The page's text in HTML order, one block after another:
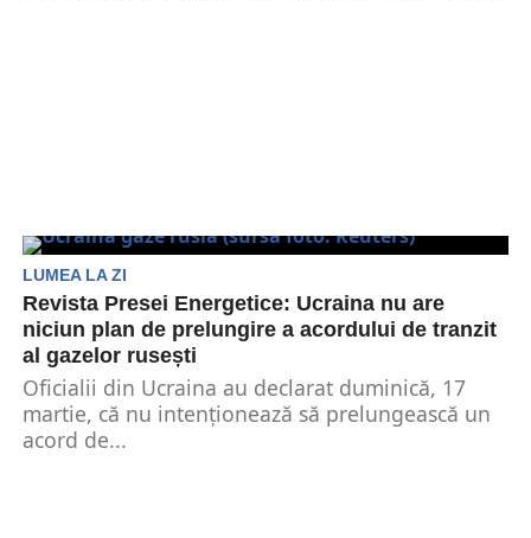
LUMEA LA ZI
Revista Presei Energetice: Ucraina nu are
niciun plan de prelungire a acordului de tranzit
al gazelor rusești
Oficialii din Ucraina au declarat duminică, 17
martie, că nu intenționează să prelungească un
acord de...